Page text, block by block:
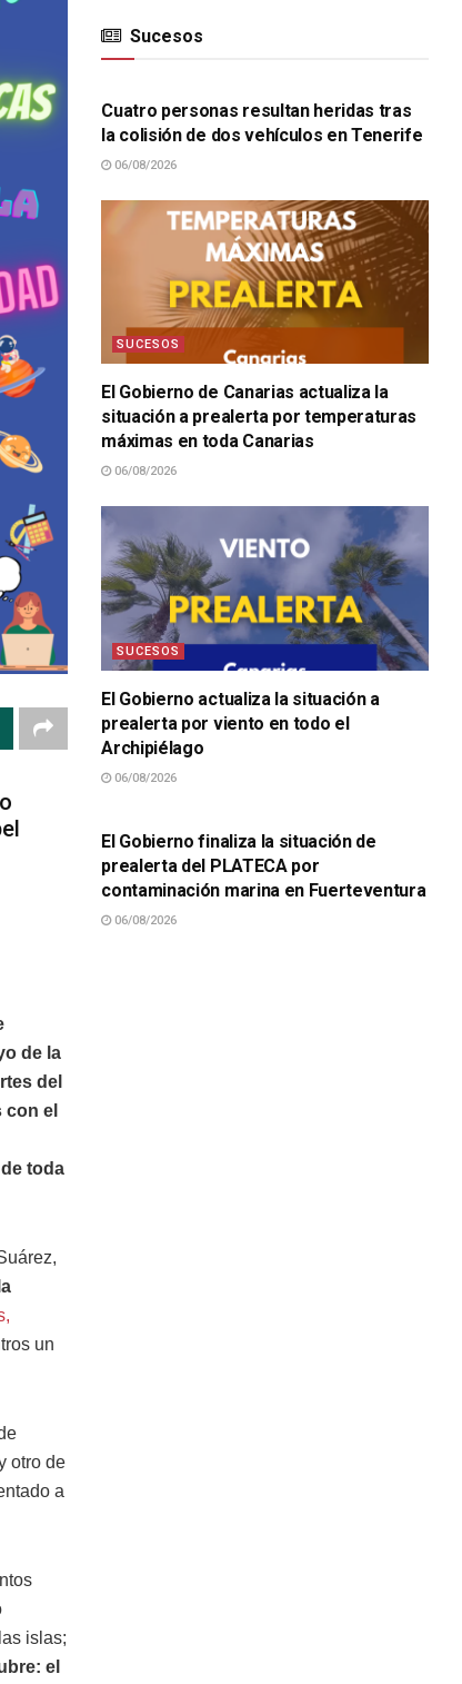
de la
del
el
toda
un
otro de
a
islas;
el
Sucesos
SUCESOS
Cuatro personas resultan heridas tras
la colisión de dos vehículos en Tenerife
06/08/2026
SUCESOS
El Gobierno de Canarias actualiza la
situación a prealerta por temperaturas
máximas en toda Canarias
06/08/2026
SUCESOS
El Gobierno actualiza la situación a
prealerta por viento en todo el
Archipiélago
06/08/2026
El Gobierno finaliza la situación de
prealerta del PLATECA por
contaminación marina en Fuerteventura
06/08/2026